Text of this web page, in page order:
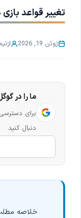
تغییر قواعد
ژوئن 19, 2026 از
ما را در
برای
دنبال کنید
خلاصه